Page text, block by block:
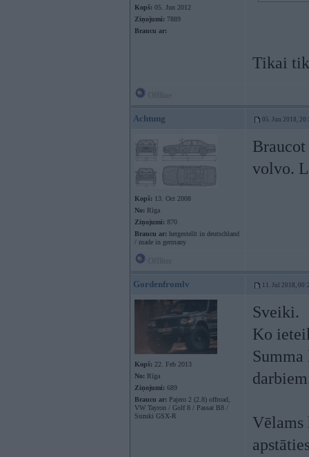
Kopš: 05. Jun 2012
Ziņojumi: 7889
Braucu ar:
Tikai
Achtung 05. Jun 2018,
Kopš: 13. Oct 2008
No: Rīga
Ziņojumi: 870
Braucu ar: hergestellt in deutschland
/ made in germany
volvo.
Gordenfromlv 11. Jul 2018,
Kopš: 22. Feb 2013
No: Rīga
Ziņojumi: 689
Braucu ar: Pajero 2 (2.8) offroad,
VW Tayron / Golf 8 / Passat B8 /
Suzuki GSX-R
Sveiki.
Ko
Vēlams